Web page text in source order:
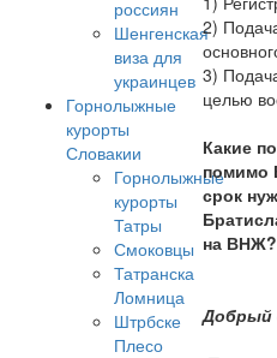
россиян
Шенгенская
виза для
украинцев
Горнолыжные
курорты
Словакии
Горнолыжные
курорты
Татры
Смоковцы
Татранска
Ломница
Штрбске
Плесо
2)
3)
целью
Какие
помимо
срок
на ВНЖ?
Добрый